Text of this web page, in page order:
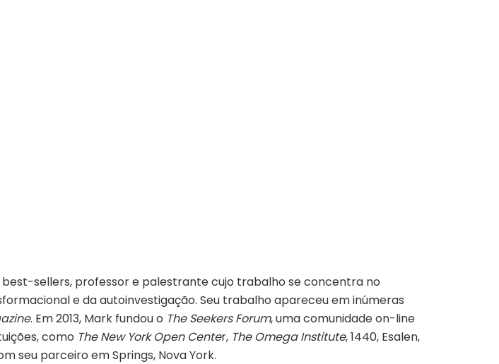
best-sellers, professor e palestrante cujo trabalho se concentra no
e da autoinvestigação. Seu trabalho apareceu em inúmeras
. Em 2013, Mark fundou o The Seekers Forum, uma comunidade on-line
como The New York Open Center, The Omega Institute, 1440, Esalen,
seu parceiro em Springs, Nova York.